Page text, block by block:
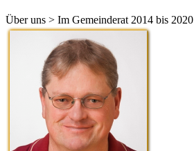
Über uns > Im Gemeinderat 2014 bis 2020